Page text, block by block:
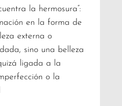
la hermosura”:
en la forma de
externa o
sino una belleza
ligada a la
o la